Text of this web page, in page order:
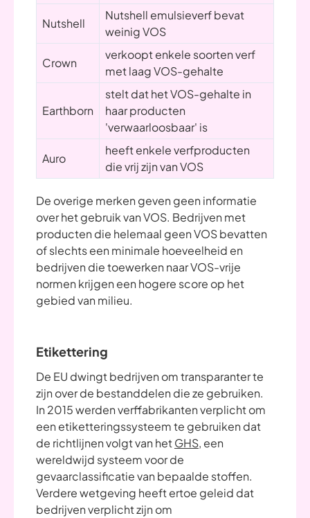
Nutshell
Nutshell emulsieverf bevat
weinig VOS
Crown
verkoopt enkele soorten verf
met laag VOS-gehalte
Earthborn
stelt dat het VOS-gehalte in
haar producten
'verwaarloosbaar' is
Auro
heeft enkele verfproducten
die vrij zijn van VOS
De overige merken geven geen informatie
over het gebruik van VOS. Bedrijven met
producten die helemaal geen VOS bevatten
of slechts een minimale hoeveelheid en
bedrijven die toewerken naar VOS-vrije
normen krijgen een hogere score op het
gebied van milieu.
Etikettering
De EU dwingt bedrijven om transparanter te
zijn over de bestanddelen die ze gebruiken.
In 2015 werden verffabrikanten verplicht om
een etiketteringssysteem te gebruiken dat
de richtlijnen volgt van hetGHS, een
wereldwijd systeem voor de
gevaarclassificatie van bepaalde stoffen.
Verdere wetgeving heeft ertoe geleid dat
bedrijven verplicht zijn om